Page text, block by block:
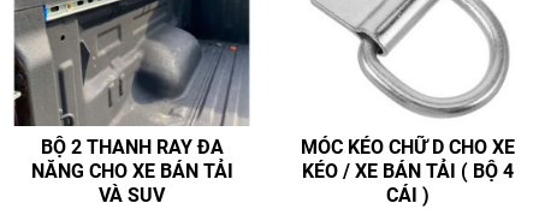
BỘ 2 THANH RAY ĐA
NĂNG CHO XE BÁN TẢI
VÀ SUV
MÓC KÉO CHỮ D CHO XE
KÉO / XE BÁN TẢI ( BỘ 4
CÁI )